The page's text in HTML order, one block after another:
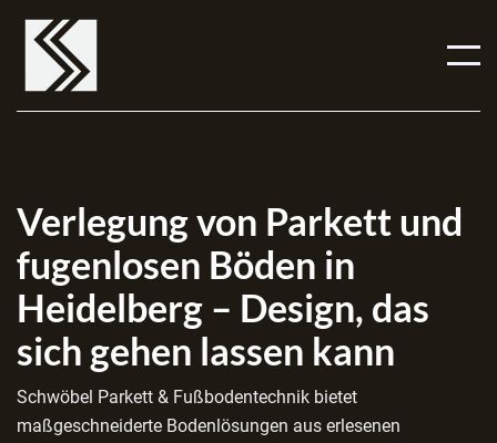
Verlegung von Parkett und
fugenlosen Böden in
Heidelberg – Design, das
sich gehen lassen kann
Schwöbel Parkett & Fußbodentechnik bietet
maßgeschneiderte Bodenlösungen aus erlesenen